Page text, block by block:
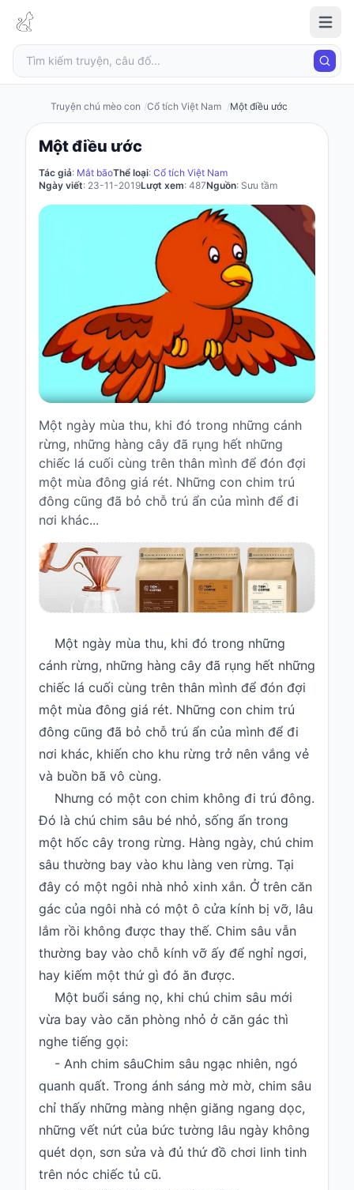
chú
mèo
con
Đăng
nhập
Đăng
Truyện
cho
Cổ
tích
Việt
Nam
Truyện
cổ
Grimms
Thơ
Vè
Truyện
cười
Giới
Truyện chú mèo con Cổ tích Việt Nam Một điều ước
Một điều ước
Tác giả: Mắt bãoThể loại: Cổ tích Việt Nam
Ngày viết: 23-11-2019Lượt xem: 487Nguồn: Sưu tầm
Một ngày mùa thu, khi đó trong những cánh
rừng, những hàng cây đã rụng hết những
chiếc lá cuối cùng trên thân mình để đón đợi
một mùa đông giá rét. Những con chim trú
đông cũng đã bỏ chỗ trú ẩn của mình để đi
nơi khác...
Một ngày mùa thu, khi đó trong những
cánh rừng, những hàng cây đã rụng hết những
chiếc lá cuối cùng trên thân mình để đón đợi
một mùa đông giá rét. Những con chim trú
đông cũng đã bỏ chỗ trú ẩn của mình để đi
nơi khác, khiến cho khu rừng trở nên vắng vẻ
và buồn bã vô cùng.
Nhưng có một con chim không đi trú đông.
Đó là chú chim sâu bé nhỏ, sống ẩn trong
một hốc cây trong rừng. Hàng ngày, chú chim
sâu thường bay vào khu làng ven rừng. Tại
đây có một ngôi nhà nhỏ xinh xắn. Ở trên căn
gác của ngôi nhà có một ô cửa kính bị vỡ, lâu
lắm rồi không được thay thế. Chim sâu vẫn
thường bay vào chỗ kính vỡ ấy để nghỉ ngơi,
hay kiếm một thứ gì đó ăn được.
Một buổi sáng nọ, khi chú chim sâu mới
vừa bay vào căn phòng nhỏ ở căn gác thì
nghe tiếng gọi:
- Anh chim sâuChim sâu ngạc nhiên, ngó
quanh quất. Trong ánh sáng mờ mờ, chim sâu
chỉ thấy những màng nhện giăng ngang dọc,
những vết nứt của bức tường lâu ngày không
quét dọn, sơn sửa và đủ thứ đồ chơi linh tinh
trên nóc chiếc tủ cũ.